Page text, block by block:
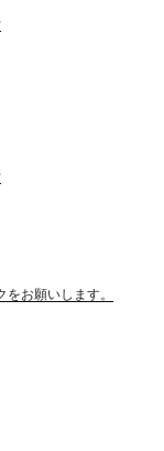
お願いします。